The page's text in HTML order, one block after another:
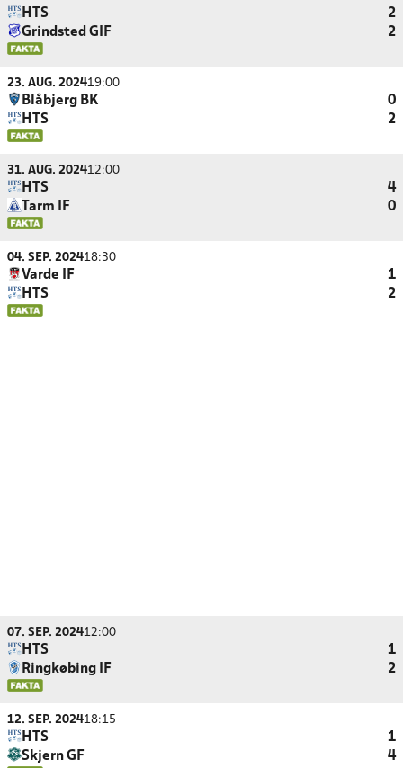
HTS
2
Grindsted GIF
2
23. AUG. 202419:00
Blåbjerg BK
0
HTS
2
31. AUG. 202412:00
HTS
4
Tarm IF
0
04. SEP. 202418:30
Varde IF
1
HTS
2
07. SEP. 202412:00
HTS
1
Ringkøbing IF
2
12. SEP. 202418:15
HTS
1
Skjern GF
4